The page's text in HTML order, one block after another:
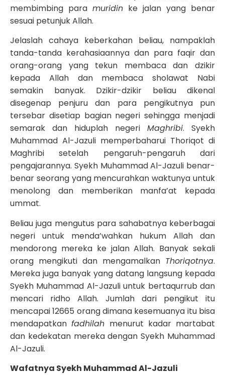
membimbing para muridin ke jalan yang benar
sesuai petunjuk Allah.
Jelaslah cahaya keberkahan beliau, nampaklah
tanda-tanda kerahasiaannya dan para faqir dan
orang-orang yang tekun membaca dan dzikir
kepada Allah dan membaca sholawat Nabi
semakin banyak. Dzikir-dzikir beliau dikenal
disegenap penjuru dan para pengikutnya pun
tersebar disetiap bagian negeri sehingga menjadi
semarak dan hiduplah negeri Maghribi. Syekh
Muhammad Al-Jazuli memperbaharui Thoriqot di
Maghribi setelah pengaruh-pengaruh dari
pengajarannya. Syekh Muhammad Al-Jazuli benar-
benar seorang yang mencurahkan waktunya untuk
menolong dan memberikan manfa’at kepada
ummat.
Beliau juga mengutus para sahabatnya keberbagai
negeri untuk menda’wahkan hukum Allah dan
mendorong mereka ke jalan Allah. Banyak sekali
orang mengikuti dan mengamalkan Thoriqotnya.
Mereka juga banyak yang datang langsung kepada
Syekh Muhammad Al-Jazuli untuk bertaqurrub dan
mencari ridho Allah. Jumlah dari pengikut itu
mencapai 12665 orang dimana kesemuanya itu bisa
mendapatkanfadhilah menurut kadar martabat
dan kedekatan mereka dengan Syekh Muhammad
Al-Jazuli.
Wafatnya Syekh Muhammad Al-Jazuli